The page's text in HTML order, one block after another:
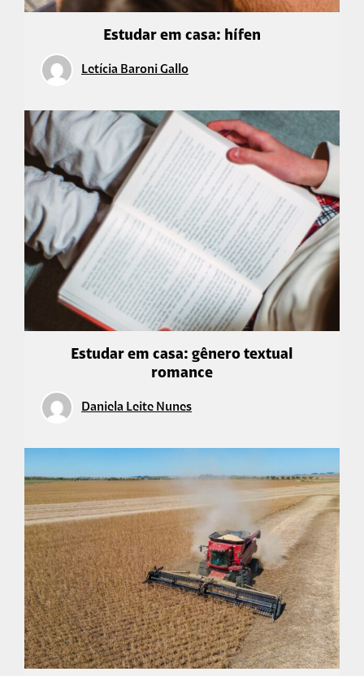
Estudar em casa: hífen
Letícia Baroni Gallo
Estudar em casa: gênero textual
romance
Daniela Leite Nunes